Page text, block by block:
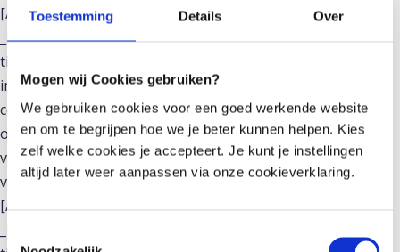
Toestemming Details Over
Mogen wij Cookies gebruiken?
We gebruiken cookies voor een goed werkende website
en om te begrijpen hoe we je beter kunnen helpen. Kies
zelf welke cookies je accepteert. Je kunt je instellingen
altijd later weer aanpassen via onze cookieverklaring.
[/microbiome_video_module][microbiome_video_module
_builder_version=”4.27.4″ _module_preset=”default”
title_text=”Scherm­afbeelding 2025-10-22 om 20.47.16″
image=”https://microbiome-center.nl/wp-
content/uploads/2025/10/Scherm­afbeelding-2025-10-22-
om-20.47.16.png”
video_url=”https://www.youtube.com/watch?
v=vUylmQEjHlU” hover_enabled=”0″ sticky_enabled=”0″]
[/microbiome_video_module][microbiome_video_module